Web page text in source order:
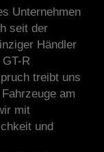
Unternehmen
seit der
Händler
R
treibt uns
am
mit
und